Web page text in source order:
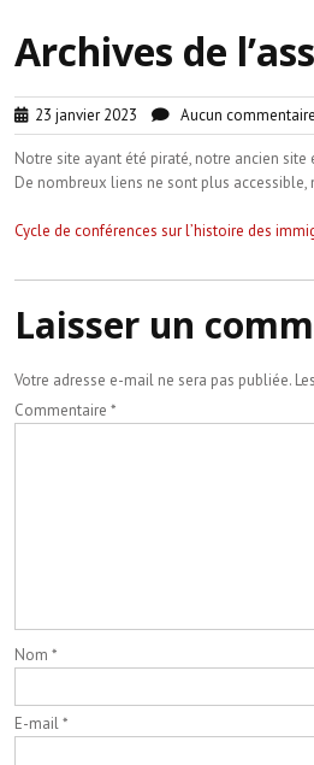
Archives de
23 janvier 2023 Aucun commentaire
Notre site ayant été piraté, notre ancien site
De nombreux liens ne sont plus
Navigation
de
l’article
Cycle de conférences sur l’histoire des
Laisser un
Votre adresse e-mail ne sera pas publiée.
Commentaire *
Nom *
E-mail*